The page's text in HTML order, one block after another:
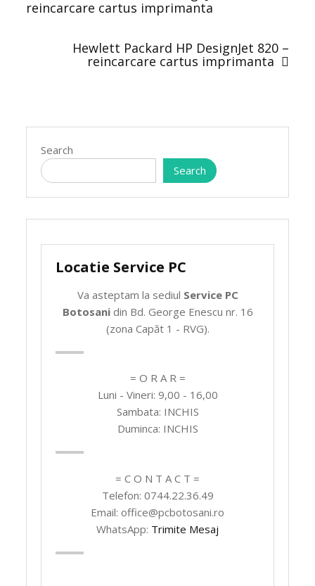
reincarcare cartus imprimanta
Hewlett Packard HP DesignJet 820 –
reincarcare cartus imprimanta
Search
Search
Locatie Service PC
Va asteptam la sediul Service PC
Botosanidin Bd. George Enescu nr. 16
(zona Capăt 1 - RVG).
= O R A R =
Luni - Vineri: 9,00 - 16,00
Sambata: INCHIS
Duminca: INCHIS
= C O N T A C T =
Telefon: 0744.22.36.49
Email: office@pcbotosani.ro
WhatsApp: Trimite Mesaj